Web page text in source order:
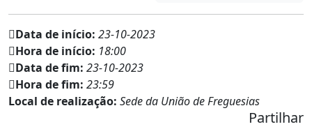
Data de início: 23-10-2023
Hora de início: 18:00
Data de fim: 23-10-2023
Hora de fim: 23:59
Local de realização: Sede da União de Freguesias
Partilhar